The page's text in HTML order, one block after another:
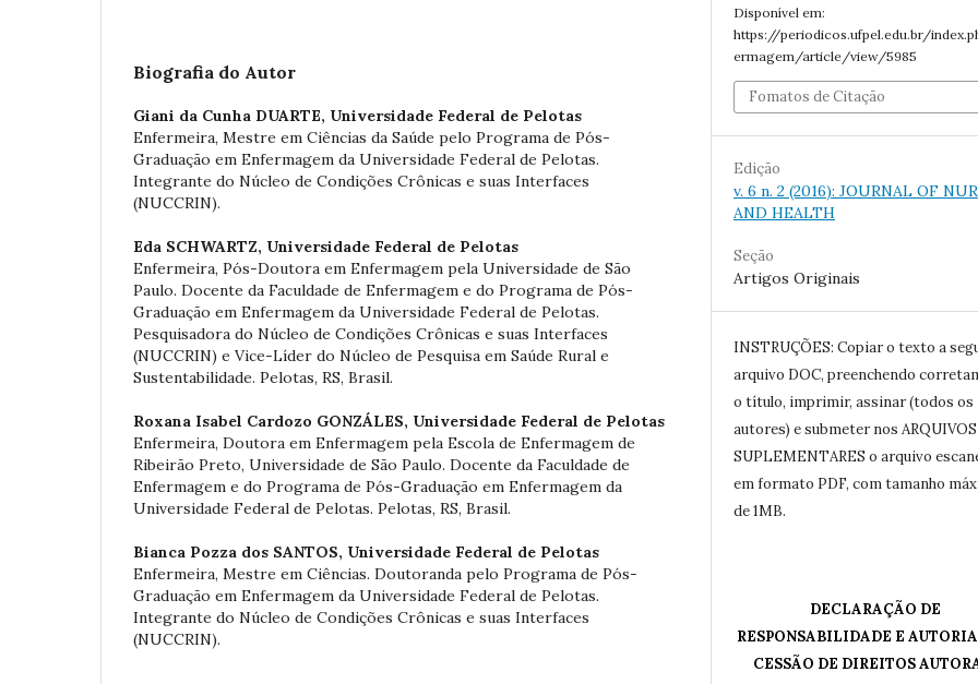
Biografia do Autor
Giani da Cunha DUARTE, Universidade Federal de Pelotas
Enfermeira, Mestre em Ciências da Saúde pelo Programa de Pós-
Graduação em Enfermagem da Universidade Federal de Pelotas.
Integrante do Núcleo de Condições Crônicas e suas Interfaces
(NUCCRIN).
Eda SCHWARTZ, Universidade Federal de Pelotas
Enfermeira, Pós-Doutora em Enfermagem pela Universidade de São
Paulo. Docente da Faculdade de Enfermagem e do Programa de Pós-
Graduação em Enfermagem da Universidade Federal de Pelotas.
Pesquisadora do Núcleo de Condições Crônicas e suas Interfaces
(NUCCRIN) e Vice-Líder do Núcleo de Pesquisa em Saúde Rural e
Sustentabilidade. Pelotas, RS, Brasil.
Roxana Isabel Cardozo GONZÁLES, Universidade Federal de Pelotas
Enfermeira, Doutora em Enfermagem pela Escola de Enfermagem de
Ribeirão Preto, Universidade de São Paulo. Docente da Faculdade de
Enfermagem e do Programa de Pós-Graduação em Enfermagem da
Universidade Federal de Pelotas. Pelotas, RS, Brasil.
Bianca Pozza dos SANTOS, Universidade Federal de Pelotas
Enfermeira, Mestre em Ciências. Doutoranda pelo Programa de Pós-
Graduação em Enfermagem da Universidade Federal de Pelotas.
Integrante do Núcleo de Condições Crônicas e suas Interfaces
(NUCCRIN).
Disponível em:
https://periodicos.ufpel.edu.br/
ermagem/article/view/5985
Fomatos de Citação
Edição
v. 6 n. 2 (2016): JOURNAL OF
AND HEALTH
Seção
Artigos Originais
INSTRUÇÕES: Copiar o texto a
arquivo DOC, preenchendo
o título, imprimir, assinar (todos os
autores) e submeter nos ARQUIVOS
SUPLEMENTARES o arquivo
em formato PDF, com tamanho
de 1MB.
DECLARAÇÃO DE
RESPONSABILIDADE E
CESSÃO DE DIREITOS